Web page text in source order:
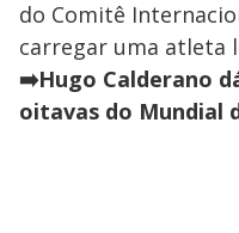
do Comitê
carregar uma atleta
➡️Hugo Calderano
oitavas do Mundial